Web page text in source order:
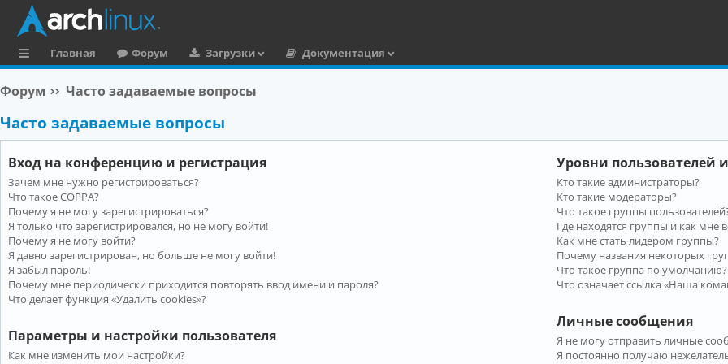
ы
л
Главная Форум Загрузки
Документация
Форум Часто задаваемые вопросы
Часто задаваемые вопросы
Вход на конференцию и регистрация
Зачем мне нужно регистрироваться?
Что такое COPPA?
Почему я не могу зарегистрироваться?
Я только что зарегистрировался, но не могу войти!
Почему я не могу войти?
Я давно зарегистрирован, но больше не могу войти!
Я забыл пароль!
Почему мне периодически приходится повторять ввод имени и пароля?
Что делает функция «Удалить cookies»?
Параметры и настройки пользователя
Как мне изменить мои настройки?
Уровни пользователей
Кто такие администраторы?
Кто такие модераторы?
Что такое группы
Где находятся группы и как мне
Как мне стать лидером группы?
Почему названия некоторых
Что такое группа по умолчанию?
Что означает ссылка «Наша
Личные сообщения
Я не могу отправить личные
Я постоянно получаю